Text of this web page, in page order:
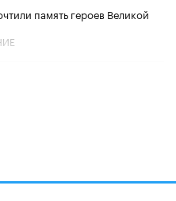
память героев Великой